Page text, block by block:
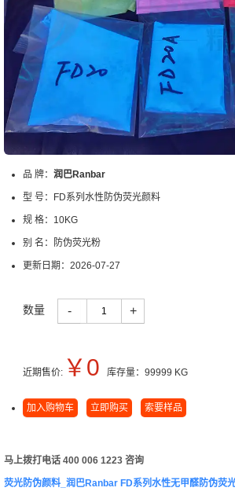
品 牌： 润巴Ranbar
型 号： FD系列水性防伪荧光颜料
规 格： 10KG
别 名： 防伪荧光粉
更新日期： 2026-07-27
数量 - +
近期售价: ￥0 库存量： 99999 KG
加入购物车 立即购买 索要样品
马上拨打电话 400 006 1223 咨询
荧光防伪颜料_润巴Ranbar FD系列水性无甲醛防伪荧